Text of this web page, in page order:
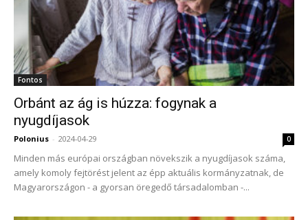
Fontos
Orbánt az ág is húzza: fogynak a
nyugdíjasok
Polonius - 2024-04-29 0
Minden más európai országban növekszik a nyugdíjasok száma,
amely komoly fejtörést jelent az épp aktuális kormányzatnak, de
Magyarországon - a gyorsan öregedő társadalomban -...